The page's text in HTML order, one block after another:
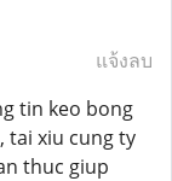
แจ้งลบ
tin keo bong
tai xiu cung ty
thuc giup